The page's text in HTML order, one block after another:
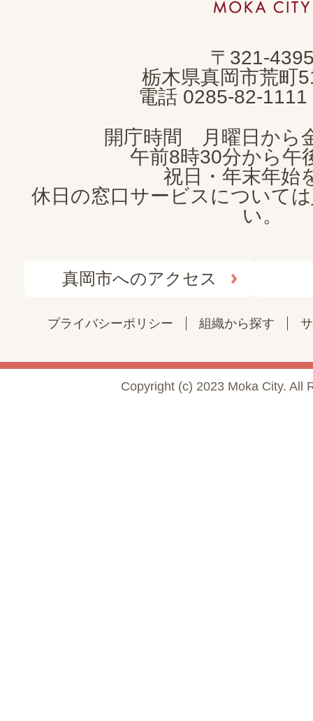
市
CITY
〒321-
栃木県真岡市荒町
電話 0285-82-1111
開庁時間 月曜日から
午前8時30分から午
祝日・年末年始
休日の窓口サービスについては
い。
真岡市へのアクセス
プライバシーポリシー 組織から探す
Copyright (c) 2023 Moka City. All